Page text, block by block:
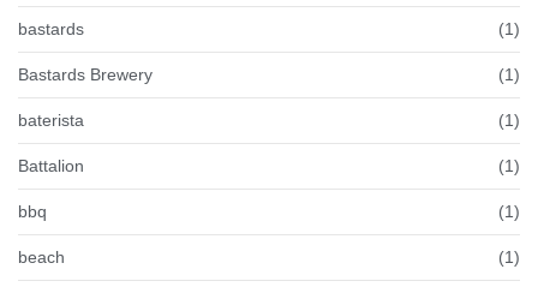
bastards (1)
Bastards Brewery (1)
baterista (1)
Battalion (1)
bbq (1)
beach (1)